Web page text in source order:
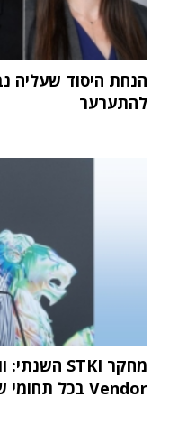
הנחת היסוד שעליה
להתערער
Vendor בכל תחומי שוק ה-IT